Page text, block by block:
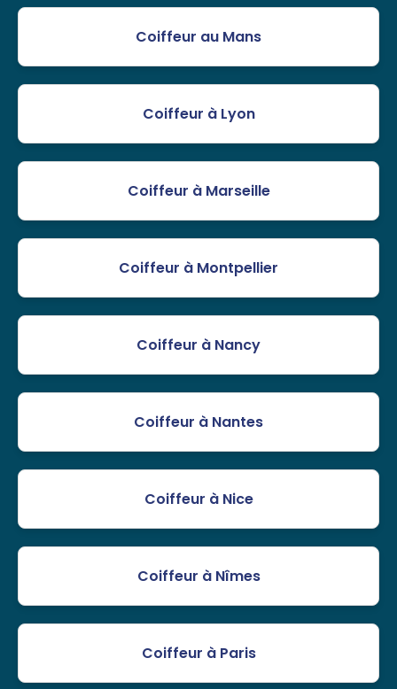
Coiffeur au Mans
Coiffeur à Lyon
Coiffeur à Marseille
Coiffeur à Montpellier
Coiffeur à Nancy
Coiffeur à Nantes
Coiffeur à Nice
Coiffeur à Nîmes
Coiffeur à Paris